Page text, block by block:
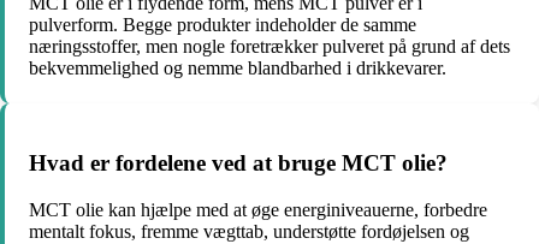
pulverform. Begge produkter indeholder de samme
næringsstoffer, men nogle foretrækker pulveret på grund af dets
bekvemmelighed og nemme blandbarhed i drikkevarer.
Hvad er fordelene ved at bruge MCT olie?
MCT olie kan hjælpe med at øge energiniveauerne, forbedre
mentalt fokus, fremme vægttab, understøtte fordøjelsen og